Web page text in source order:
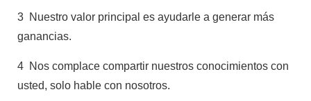
3 Nuestro valor principal es ayudarle a generar más
ganancias.
4 Nos complace compartir nuestros conocimientos con
usted, solo hable con nosotros.